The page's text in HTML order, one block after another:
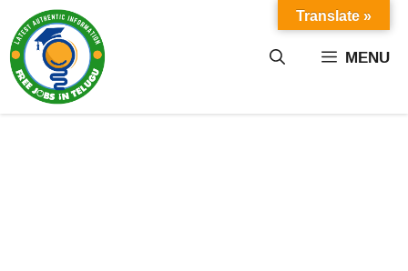
content MENU
Translate »